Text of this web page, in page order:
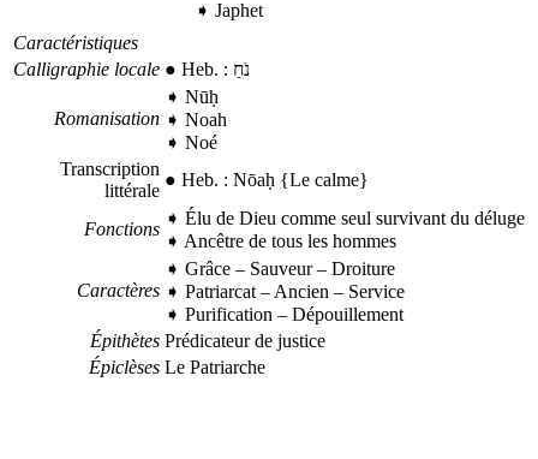
➧ Japhet
Caractéristiques
Calligraphie locale ● Heb. : נֹחַ
Romanisation
➧ Nūḥ
➧ Noah
➧ Noé
Transcription
littérale
● Heb. : Nōaḥ {Le calme}
Fonctions
➧ Élu de Dieu comme seul survivant du déluge
➧ Ancêtre de tous les hommes
Caractères
➧ Grâce – Sauveur– Droiture
➧ Patriarcat – Ancien – Service
➧ Purification – Dépouillement
Épithètes Prédicateur de justice
Épiclèses Le Patriarche